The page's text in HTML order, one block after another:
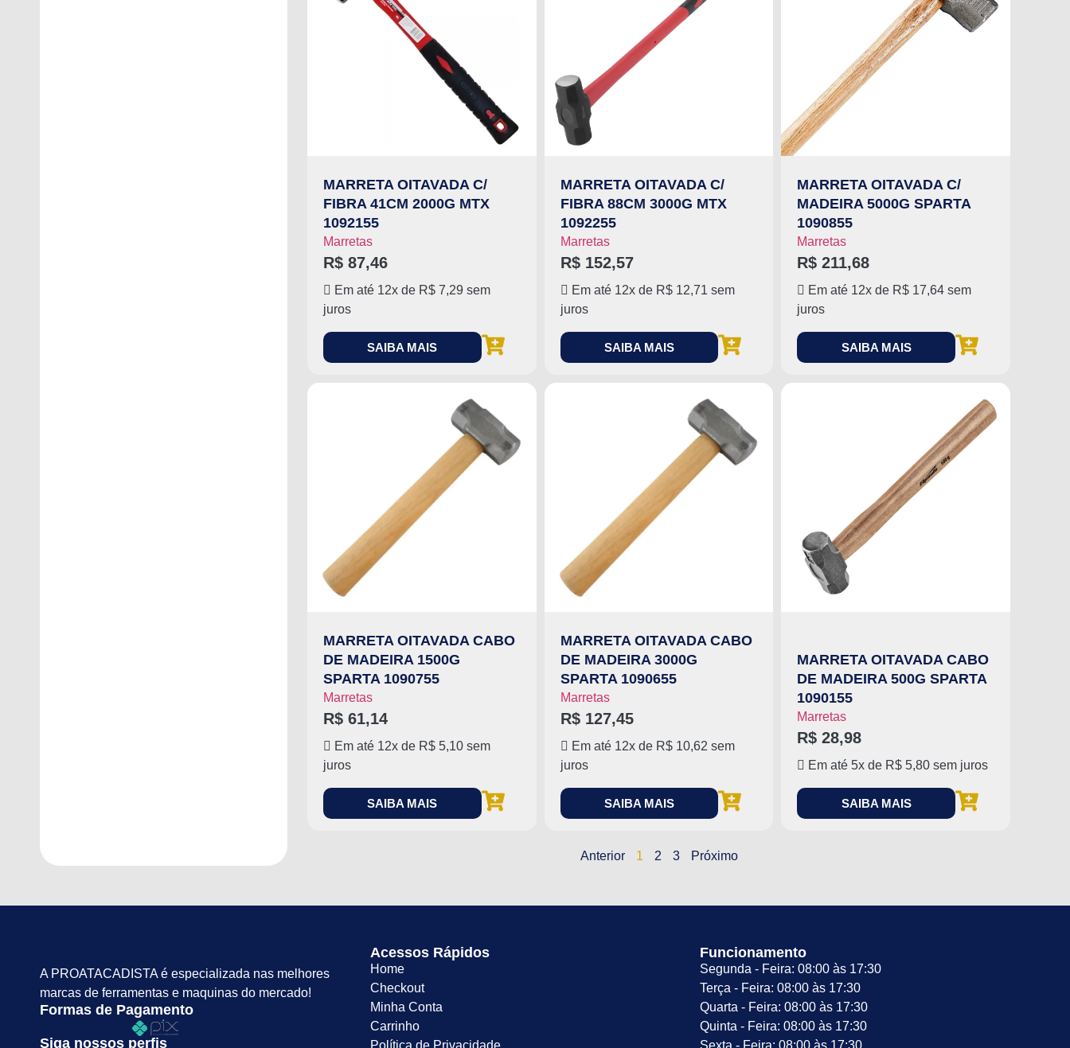
MARRETA OITAVADA C/
FIBRA 41CM 2000G MTX
1092155
Marretas
R$ 87,46
Em até 12x de R$ 7,29 sem
juros
SAIBA MAIS
MARRETA OITAVADA C/
FIBRA 88CM 3000G MTX
1092255
Marretas
R$152,57
Em até 12x de R$12,71 sem
juros
SAIBA MAIS
MARRETA OITAVADA C/
MADEIRA 5000G SPARTA
1090855
Marretas
R$ 211,68
Em até 12x de R$ 17,64 sem
juros
SAIBA MAIS
MARRETA OITAVADA CABO
DE MADEIRA 1500G
SPARTA 1090755
Marretas
R$ 61,14
Em até 12x de R$ 5,10 sem
juros
SAIBA MAIS
MARRETA OITAVADA CABO
DE MADEIRA 3000G
SPARTA 1090655
Marretas
R$127,45
Em até 12x de R$10,62 sem
juros
SAIBA MAIS
MARRETA OITAVADA CABO
DE MADEIRA 500G SPARTA
1090155
Marretas
R$ 28,98
Em até 5x de R$ 5,80 sem juros
SAIBA MAIS
Anterior 1 2 3 Próximo
A PROATACADISTA é especializada nas melhores
marcas de ferramentas e maquinas do mercado!
Formas de Pagamento
Siga nossos perfis
Acessos Rápidos
Home
Checkout
Minha Conta
Carrinho
Política de Privacidade
Funcionamento
Segunda - Feira: 08:00 às 17:30
Terça - Feira: 08:00 às 17:30
Quarta - Feira: 08:00 às 17:30
Quinta - Feira: 08:00 às 17:30
Sexta - Feira: 08:00 às 17:30